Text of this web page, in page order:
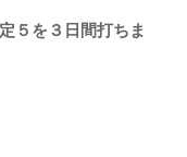
５を３日間打ちま